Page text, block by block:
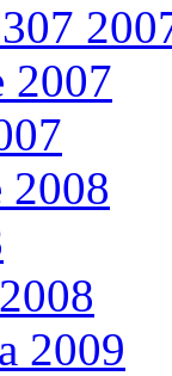
2007
2008
2009